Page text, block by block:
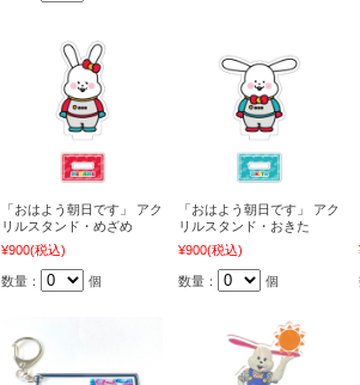
「おはよう朝日です」 アク
リルスタンド・めざめ
¥900(税込)
数量： 個
「おはよう朝日です」 アク
リルスタンド・おきた
¥900(税込)
数量： 個